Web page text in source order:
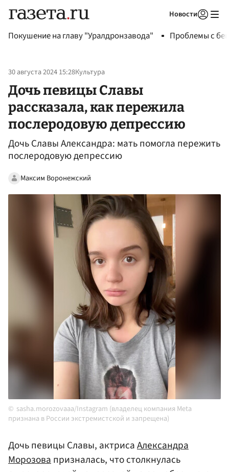
Новости
Покушение на главу "Уралдронзавода" Проблемы с
30 августа 2024 15:28Культура
Дочь певицы Славы
рассказала, как пережила
послеродовую депрессию
Дочь Славы Александра: мать помогла пережить
послеродовую депрессию
Максим Воронежский
sasha.morozovaaa/Instagram (владелец компания Meta
признана в России экстремистской и запрещена)
Дочь певицы Славы, актрисаАлександра
Морозовапризналась, что столкнулась